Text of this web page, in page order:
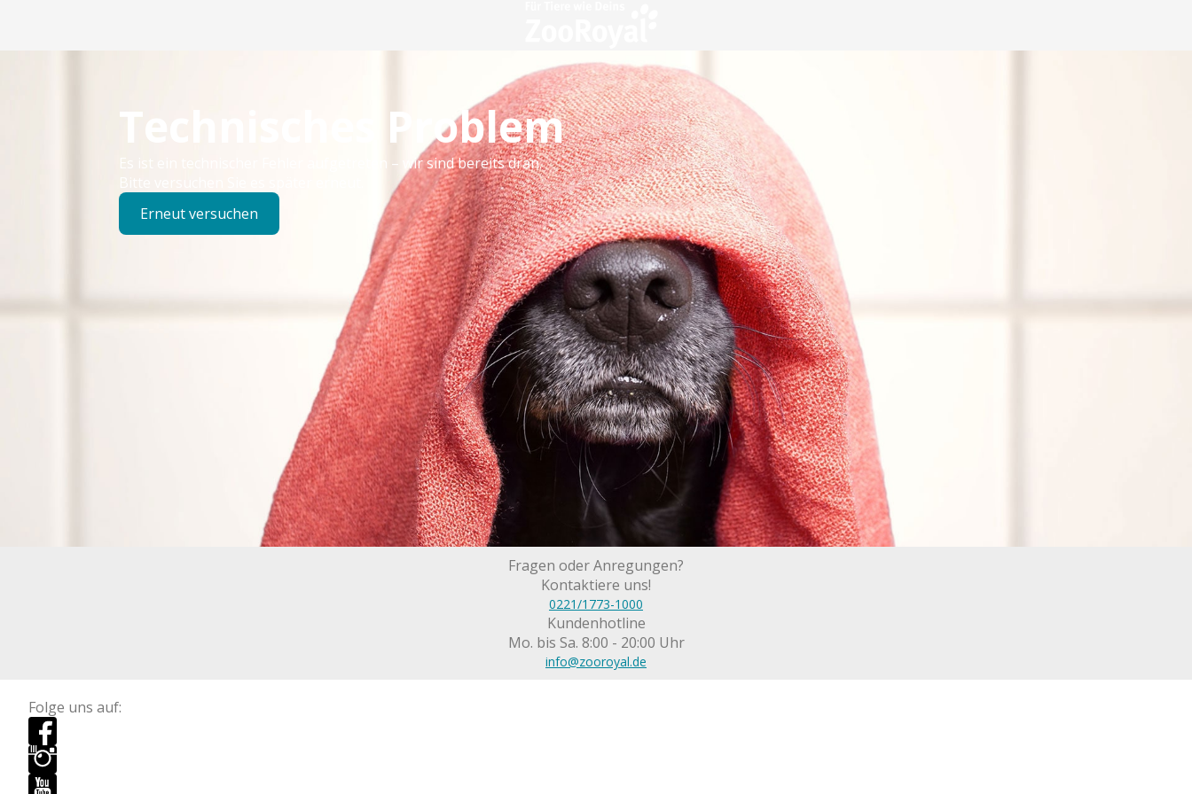
Technisches Problem
Es ist ein technischer Fehler aufgetreten – wir sind bereits dran.
Bitte versuchen Sie es später erneut.
Erneut versuchen
Fragen oder Anregungen?
Kontaktiere uns!
0221/1773-1000
Kundenhotline
Mo. bis Sa. 8:00 - 20:00 Uhr
info@zooroyal.de
Folge uns auf: